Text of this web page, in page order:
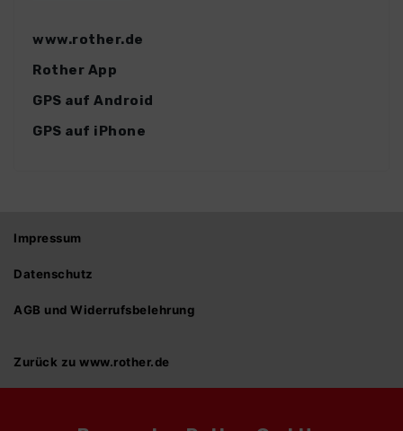
www.rother.de
Rother App
GPS auf Android
GPS auf iPhone
Impressum
Datenschutz
AGB und Widerrufsbelehrung
Zurück zu www.rother.de